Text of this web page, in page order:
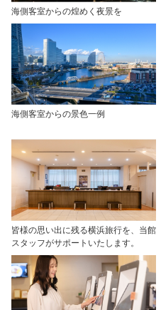
海側客室からの煌めく夜景を
海側客室からの景色一例
皆様の思い出に残る横浜旅行を、当館
スタッフがサポートいたします。